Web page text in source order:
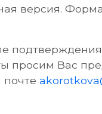
версия.
просим Вас
почте